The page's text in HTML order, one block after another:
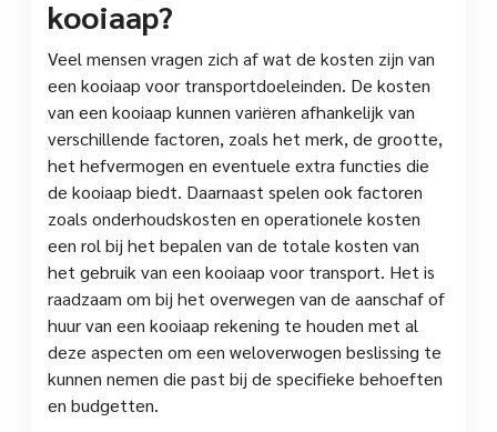
kooiaap?
Veel mensen vragen zich af wat de kosten zijn van
een kooiaap voor transportdoeleinden. De kosten
van een kooiaap kunnen variëren afhankelijk van
verschillende factoren, zoals het merk, de grootte,
het hefvermogen en eventuele extra functies die
de kooiaap biedt. Daarnaast spelen ook factoren
zoals onderhoudskosten en operationele kosten
een rol bij het bepalen van de totale kosten van
het gebruik van een kooiaap voor transport. Het is
raadzaam om bij het overwegen van de aanschaf of
huur van een kooiaap rekening te houden met al
deze aspecten om een weloverwogen beslissing te
kunnen nemen die past bij de specifieke behoeften
en budgetten.